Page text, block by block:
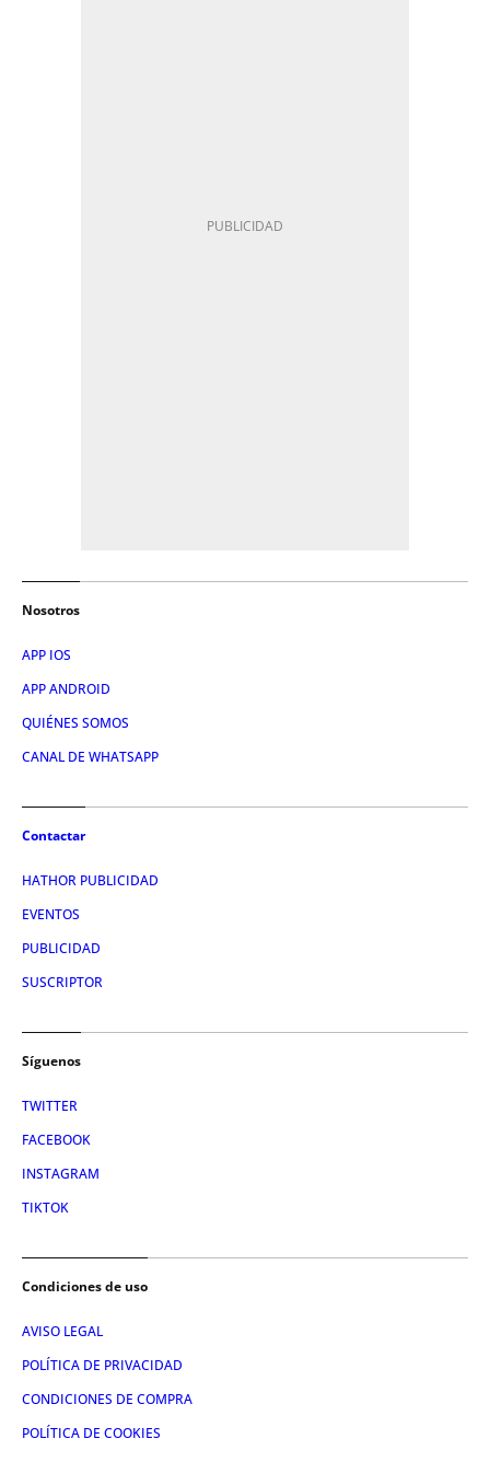
Nosotros
APP IOS
APP ANDROID
QUIÉNES SOMOS
CANAL DE WHATSAPP
Contactar
HATHOR PUBLICIDAD
EVENTOS
PUBLICIDAD
SUSCRIPTOR
Síguenos
TWITTER
FACEBOOK
INSTAGRAM
TIKTOK
Condiciones de uso
AVISO LEGAL
POLÍTICA DE PRIVACIDAD
CONDICIONES DE COMPRA
POLÍTICA DE COOKIES